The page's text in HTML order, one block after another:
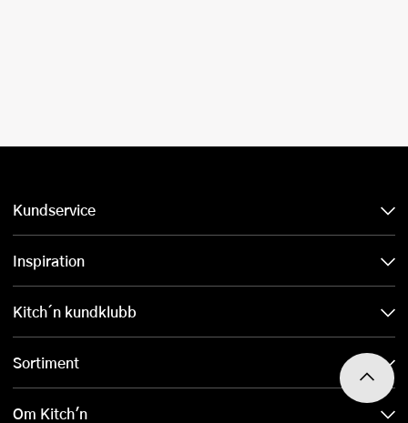
Kundservice
Inspiration
Kitch´n kundklubb
Sortiment
Om Kitch'n